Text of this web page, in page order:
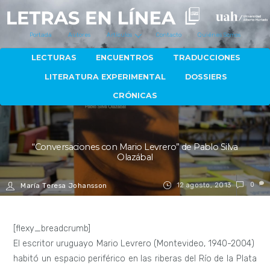
Portada Autores Artículos Contacto Quiénes Somos
LECTURAS ENCUENTROS TRADUCCIONES
LITERATURA EXPERIMENTAL DOSSIERS
CRÓNICAS
12 agosto, 2013
“Conversaciones con Mario Levrero” de Pablo Silva
Olazábal
María Teresa Johansson 0
[flexy_breadcrumb]
El escritor uruguayo Mario Levrero (Montevideo, 1940-2004)
habitó un espacio periférico en las riberas del Río de la Plata